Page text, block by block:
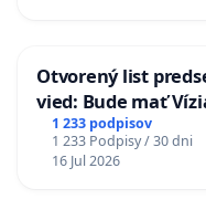
Otvorený list
vied: Bude mať
chrbticu?
1 233 podpisov
1 233 Podpisy / 30 dni
16 Jul 2026